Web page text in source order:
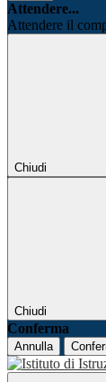
Attendere...
Attendere il
Chiudi
Chiudi
Conferma
Annulla